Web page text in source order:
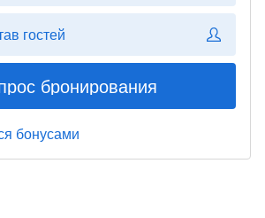
гостей
бронирования
бонусами